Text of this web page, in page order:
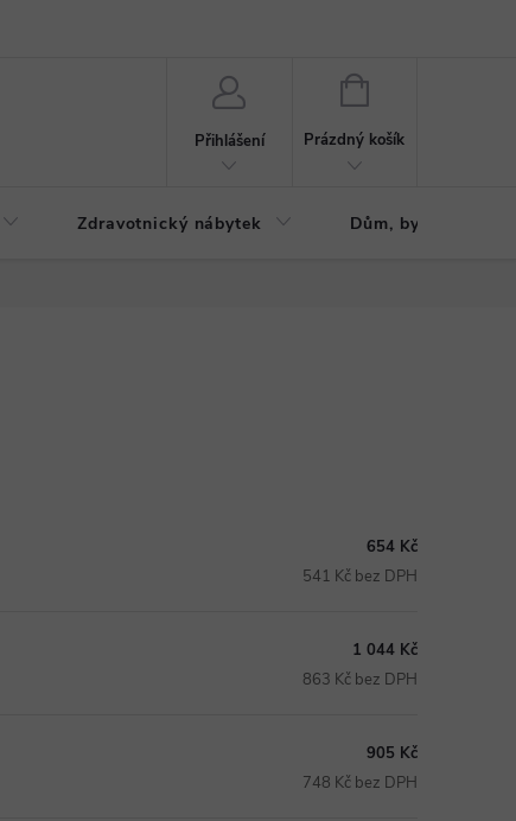
Přihlášení
NÁKUPNÍ
Prázdný košík
Zdravotnický nábytek Dům, byt, zahrada
654 Kč
541 Kč bez DPH
1 044 Kč
863 Kč bez DPH
905 Kč
748 Kč bez DPH